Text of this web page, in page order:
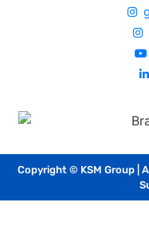
Copyright © KSM Group |